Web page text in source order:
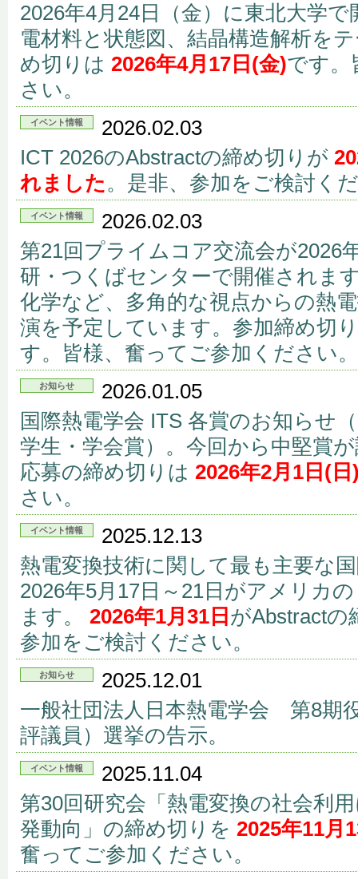
2026年4月24日（金）に東北大学
電材料と状態図、結晶構造解析を
め切りは 2026年4月17日(金)です。
さい。
イベント情報
2026.02.03
ICT 2026のAbstractの締め切りが
れました。是非、参加をご検討く
イベント情報
2026.02.03
第21回プライムコア交流会が2026
研・つくばセンターで開催されま
化学など、多角的な視点からの熱
演を予定しています。参加締め切
す。皆様、奮ってご参加ください。
お知らせ
2026.01.05
国際熱電学会 ITS 各賞のお知らせ
学生・学会賞）。今回から中堅賞
応募の締め切りは 2026年2月1日(日
さい。
イベント情報
2025.12.13
熱電変換技術に関して最も主要な
2026年5月17日～21日がアメリカ
ます。 2026年1月31日 がAbstractの
参加をご検討ください。
お知らせ
2025.12.01
一般社団法人日本熱電学会 第8期
評議員）選挙の告示。
イベント情報
2025.11.04
第30回研究会「熱電変換の社会利
発動向」の締め切りを 2025年11月
奮ってご参加ください。